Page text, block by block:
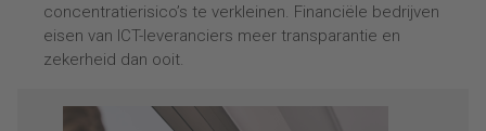
concentratierisico’s te verkleinen. Financiële bedrijven
eisen van ICT-leveranciers meer transparantie en
zekerheid dan ooit.